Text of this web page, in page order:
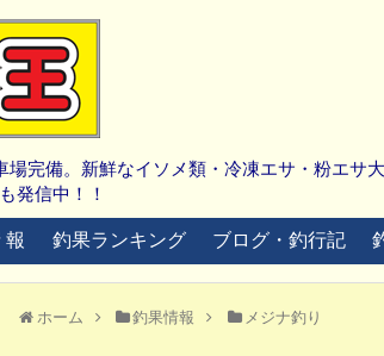
完備。新鮮なイソメ類・冷凍エサ・粉エサ
発信中！！
報 釣果ランキング ブログ・釣行記
ホーム 釣果情報 メジナ釣り